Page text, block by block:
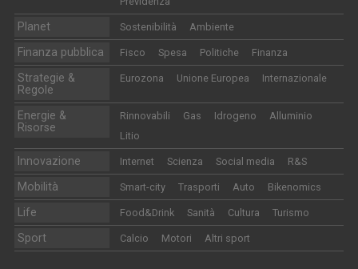
Planet Sostenibilità Ambiente
Finanza pubblica Fisco Spesa Politiche Finanza
Strategie &
Regole
Eurozona Unione Europea Internazionale
Energie &
Risorse
Rinnovabili Gas Idrogeno
Alluminio
Litio
Innovazione Internet Scienza Social media R&S
Mobilità Smart-city Trasporti Auto Bikenomics
Life Food&Drink Sanità Cultura Turismo
Sport Calcio Motori Altri sport